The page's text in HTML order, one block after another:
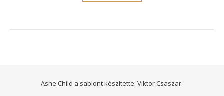
Ashe Child a sablont készítette: Viktor Csaszar.